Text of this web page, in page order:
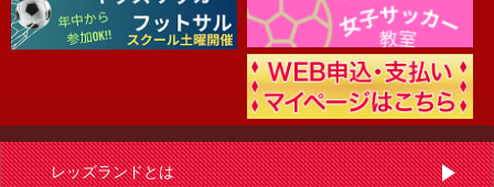
レッズランドとは